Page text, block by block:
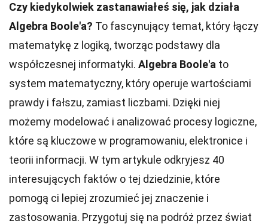
Czy kiedykolwiek zastanawiałeś się, jak działa
Algebra Boole'a? To fascynujący temat, który łączy
matematykę z logiką, tworząc podstawy dla
współczesnej informatyki. Algebra Boole'a to
system matematyczny, który operuje wartościami
prawdy i fałszu, zamiast liczbami. Dzięki niej
możemy modelować i analizować procesy logiczne,
które są kluczowe w programowaniu, elektronice i
teorii informacji. W tym artykule odkryjesz 40
interesujących faktów o tej dziedzinie, które
pomogą ci lepiej zrozumieć jej znaczenie i
zastosowania. Przygotuj się na podróż przez świat